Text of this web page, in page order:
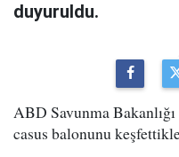
duyuruldu.
ABD Savunma
casus balonunu